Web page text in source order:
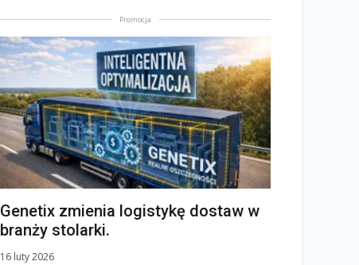
Promocja
Genetix zmienia logistykę dostaw w
branży stolarki.
16 luty 2026